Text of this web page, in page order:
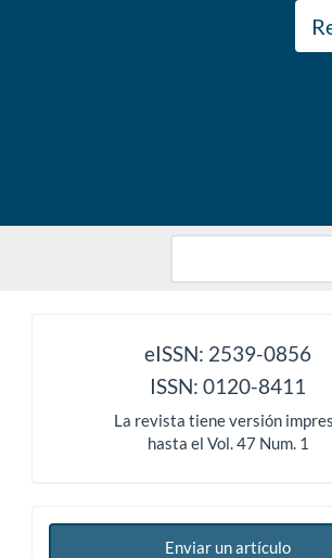
eISSN: 2539-0856
ISSN: 0120-8411
La revista tiene versión
hasta el Vol. 47 Num. 1
Enviar un artículo